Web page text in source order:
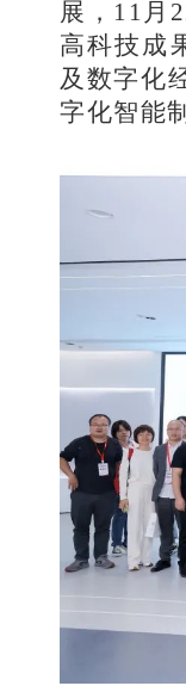
展，11月
高科技成
及数字化
字化智能